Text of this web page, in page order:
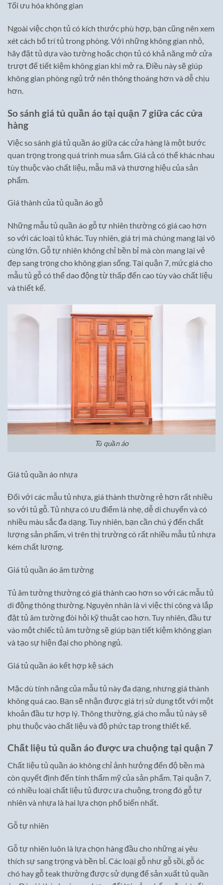
Tối ưu hóa không gian
Ngoài việc chọn tủ có kích thước phù hợp, bạn cũng nên xem
xét cách bố trí tủ trong phòng. Với những không gian nhỏ,
hãy đặt tủ dựa vào tường hoặc chọn tủ có khả năng mở cửa
trượt để tiết kiệm không gian khi mở ra. Điều này sẽ giúp
không gian phòng ngủ trở nên thông thoáng hơn và dễ chịu
hơn.
So sánh giá tủ quần áo tại quận 7 giữa các cửa
hàng
Việc so sánh giá tủ quần áo giữa các cửa hàng là một bước
quan trọng trong quá trình mua sắm. Giá cả có thể khác nhau
tùy thuộc vào chất liệu, mẫu mã và thương hiệu của sản
phẩm.
Giá thành của tủ quần áo gỗ
Những mẫu tủ quần áo gỗ tự nhiên thường có giá cao hơn
so với các loại tủ khác. Tuy nhiên, giá trị mà chúng mang lại vô
cùng lớn. Gỗ tự nhiên không chỉ bền bỉ mà còn mang lại vẻ
đẹp sang trọng cho không gian sống. Tại quận 7, mức giá cho
mẫu tủ gỗ có thể dao động từ thấp đến cao tùy vào chất liệu
và thiết kế.
Tủ quần áo
Giá tủ quần áo nhựa
Đối với các mẫu tủ nhựa, giá thành thường rẻ hơn rất nhiều
so với tủ gỗ. Tủ nhựa có ưu điểm là nhẹ, dễ di chuyển và có
nhiều màu sắc đa dạng. Tuy nhiên, bạn cần chú ý đến chất
lượng sản phẩm, vì trên thị trường có rất nhiều mẫu tủ nhựa
kém chất lượng.
Giá tủ quần áo âm tường
Tủ âm tường thường có giá thành cao hơn so với các mẫu tủ
di động thông thường. Nguyên nhân là vì việc thi công và lắp
đặt tủ âm tường đòi hỏi kỹ thuật cao hơn. Tuy nhiên, đầu tư
vào một chiếc tủ âm tường sẽ giúp bạn tiết kiệm không gian
và tạo sự hiện đại cho phòng ngủ.
Giá tủ quần áo kết hợp kệ sách
Mặc dù tính năng của mẫu tủ này đa dạng, nhưng giá thành
không quá cao. Bạn sẽ nhận được giá trị sử dụng tốt với một
khoản đầu tư hợp lý. Thông thường, giá cho mẫu tủ này sẽ
phụ thuộc vào chất liệu và độ phức tạp trong thiết kế.
Chất liệu tủ quần áo được ưa chuộng tại quận 7
Chất liệu tủ quần áo không chỉ ảnh hưởng đến độ bền mà
còn quyết định đến tính thẩm mỹ của sản phẩm. Tại quận 7,
có nhiều loại chất liệu tủ được ưa chuộng, trong đó gỗ tự
nhiên và nhựa là hai lựa chọn phổ biến nhất.
Gỗ tự nhiên
Gỗ tự nhiên luôn là lựa chọn hàng đầu cho những ai yêu
thích sự sang trọng và bền bỉ. Các loại gỗ như gỗ sồi, gỗ óc
chó hay gỗ teak thường được sử dụng để sản xuất tủ quần